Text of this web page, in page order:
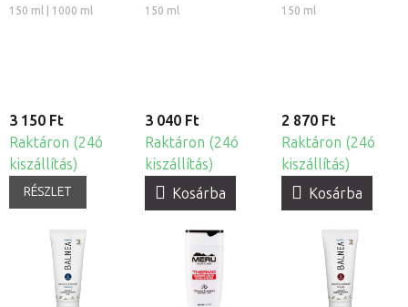
regeneráló
150 ml | 1000 ml
3 150 Ft
Raktáron (24ó
kiszállítás)
RÉSZLET
Gyömbér és
150 ml
3 040 Ft
Raktáron (24ó
kiszállítás)
Kosárba
Eukaliptusz
150 ml
2 870 Ft
Raktáron (24ó
kiszállítás)
Kosárba